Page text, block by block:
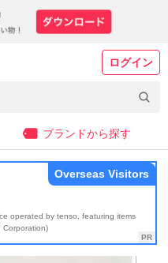
ログイン
ブランドから探す
operated by tenso, featuring items
Corporation)
Overseas Visitors